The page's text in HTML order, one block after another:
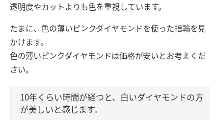
透明度やカットよりも色を重視しています。
たまに、色の薄いピンクダイヤモンドを使った指輪を見
かけます。
色の薄いピンクダイヤモンドは価格が安いとお考えくだ
さい。
10年くらい時間が経つと、白いダイヤモンドの方
が美しいと感じます。